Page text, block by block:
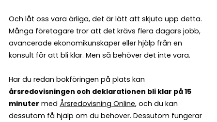
Och låt oss vara ärliga, det är lätt att skjuta upp detta.
Många företagare tror att det krävs flera dagars jobb,
avancerade ekonomikunskaper eller hjälp från en
konsult för att bli klar. Men så behöver det inte vara.
Har du redan bokföringen på plats kan
årsredovisningen och deklarationen bli klar på 15
minuter med Årsredovisning Online, och du kan
dessutom få hjälp om du behöver. Dessutom fungerar